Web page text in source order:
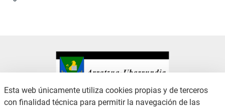
Esta web únicamente utiliza cookies propias y de terceros
con finalidad técnica para permitir la navegación de las